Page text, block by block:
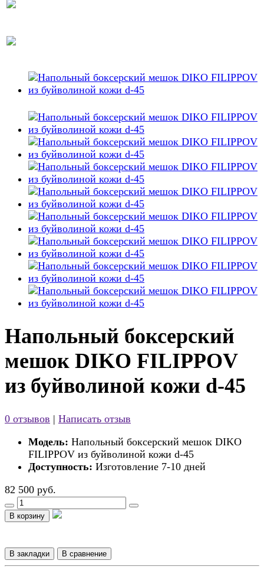
Напольный боксерский
мешок DIKO FILIPPOV
из буйволиной кожи d-45
0 отзывов | Написать отзыв
Модель: Напольный боксерский мешок DIKO
FILIPPOV из буйволиной кожи d-45
Доступность: Изготовление 7-10 дней
82 500 руб.
В корзину
В закладки В сравнение